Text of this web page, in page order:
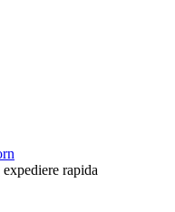
expediere rapida